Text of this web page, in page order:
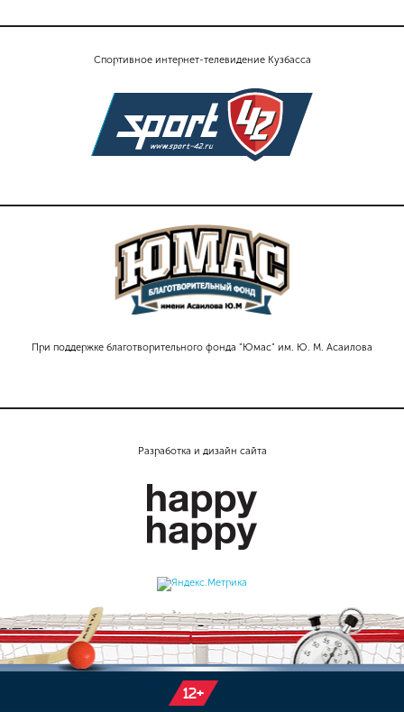
Спортивное интернет-телевидение Кузбасса
При поддержке благотворительного фонда "Юмас" им. Ю. М. Асаилова
Разработка и дизайн сайта
12+